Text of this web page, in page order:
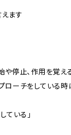
ます
や停止、作用を覚
ローチをしている時
ている」